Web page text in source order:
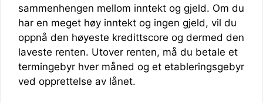
sammenhengen mellom inntekt og gjeld. Om du
har en meget høy inntekt og ingen gjeld, vil du
oppnå den høyeste kredittscore og dermed den
laveste renten. Utover renten, må du betale et
termingebyr hver måned og et etableringsgebyr
ved opprettelse av lånet.